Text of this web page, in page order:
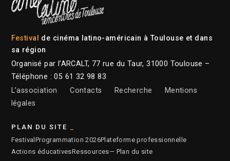
Festival de cinéma latino-américain à Toulouse et dans
sa région
Organisé par l’ARCALT, 77 rue du Taur, 31000 Toulouse –
Téléphone : 05 61 32 98 83
L’association
Contacts Recherche
Mentions
légales
PLAN DU SITE
Festival Programmation 2026Plateforme professionnelle
Actions éducativesRessources— Plan du site